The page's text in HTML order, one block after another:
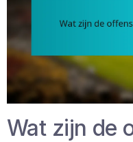
Wat zijn de